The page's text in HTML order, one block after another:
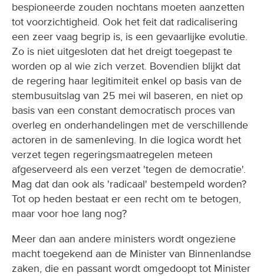
bespioneerde zouden nochtans moeten aanzetten
tot voorzichtigheid. Ook het feit dat radicalisering
een zeer vaag begrip is, is een gevaarlijke evolutie.
Zo is niet uitgesloten dat het dreigt toegepast te
worden op al wie zich verzet. Bovendien blijkt dat
de regering haar legitimiteit enkel op basis van de
stembusuitslag van 25 mei wil baseren, en niet op
basis van een constant democratisch proces van
overleg en onderhandelingen met de verschillende
actoren in de samenleving. In die logica wordt het
verzet tegen regeringsmaatregelen meteen
afgeserveerd als een verzet 'tegen de democratie'.
Mag dat dan ook als 'radicaal' bestempeld worden?
Tot op heden bestaat er een recht om te betogen,
maar voor hoe lang nog?
Meer dan aan andere ministers wordt ongeziene
macht toegekend aan de Minister van Binnenlandse
zaken, die en passant wordt omgedoopt tot Minister